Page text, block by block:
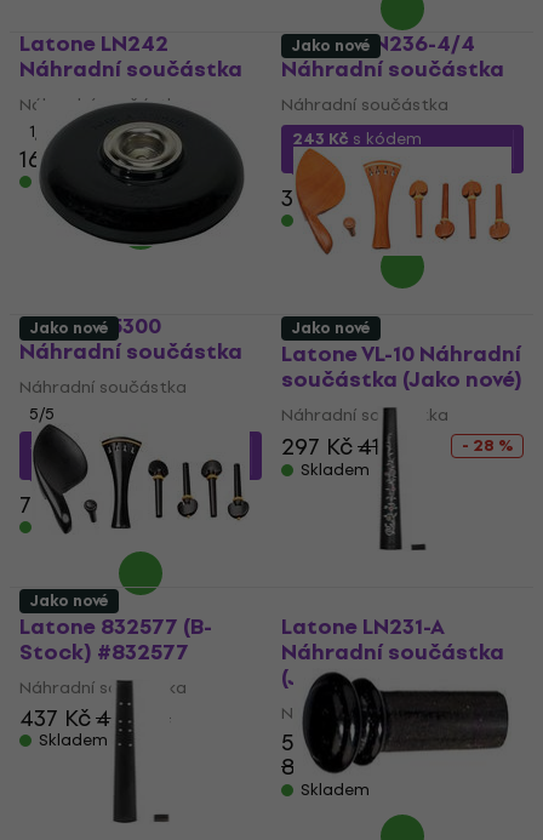
Latone LN242
Náhradní součástka
Náhradní součástka
1
166 Kč
Skladem
Latone LN236-4/4
Náhradní součástka
Náhradní součástka
243 Kč s kódem
MUZMUZ-30
358 Kč
Skladem
GEWA 415300
Náhradní součástka
Náhradní součástka
5/5
588 Kč
s kódem
MUZMUZ-20
782 Kč
Skladem
Jako nové
Latone VL-10 Náhradní
součástka (Jako nové)
Náhradní součástka
297 Kč412 Kč
- 28 %
Skladem
Jako nové
Latone 832577 (B-
Stock) #832577
Náhradní součástka
437 Kč446 Kč
Skladem
Jako nové
Latone LN231-A
Náhradní součástka
(Jako nové)
Náhradní součástka
595 Kč
830,61 Kč
Skladem
Jako nové